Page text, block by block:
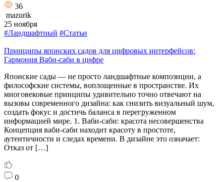
36
mazurik
25 ноября
#Ландшафтный #Статьи
Принципы японских садов для цифровых интерфейсов:
Гармония Ваби-саби в цифре
Японские сады — не просто ландшафтные композиции, а
философские системы, воплощенные в пространстве. Их
многовековые принципы удивительно точно отвечают на
вызовы современного дизайна: как снизить визуальный шум,
создать фокус и достичь баланса в перегруженном
информацией мире. 1. Ваби-саби: красота несовершенства
Концепция ваби-саби находит красоту в простоте,
аутентичности и следах времени. В дизайне это означает:
Отказ от […]
0